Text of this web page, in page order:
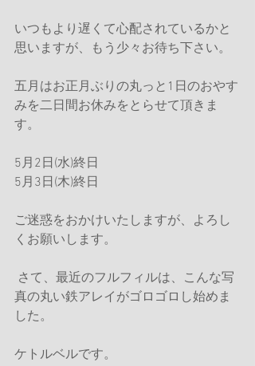
いつもより遅くて心配されているかと
思いますが、もう少々お待ち下さい。
五月はお正月ぶりの丸っと1日のおやす
みを二日間お休みをとらせて頂きま
す。
5月2日(水)終日
5月3日(木)終日
ご迷惑をおかけいたしますが、よろし
くお願いします。
真の丸い鉄アレイがゴロゴロし始めま
した。
ケトルベルです。